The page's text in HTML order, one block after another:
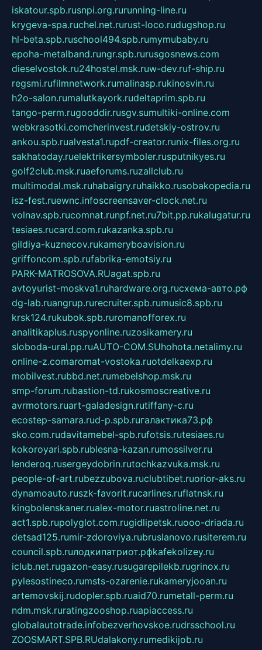
iskatour.spb.rusnpi.org.rurunning-line.ru
krygeva-spa.ruchel.net.rurust-loco.rudugshop.ru
hl-beta.spb.ruschool494.spb.rumymubaby.ru
epoha-metalband.rungr.spb.rurusgosnews.com
dieselvostok.ru24hostel.msk.ruw-dev.ruf-ship.ru
regsmi.rufilmnetwork.rumalinasp.rukinosvin.ru
h2o-salon.rumalutkayork.rudeltaprim.spb.ru
tango-perm.rugooddir.rusgv.sumultiki-online.com
webkrasotki.comcherinvest.rudetskiy-ostrov.ru
ankou.spb.rualvesta1.rupdf-creator.runix-files.org.ru
sakhatoday.ruelektrikersymboler.rusputnikyes.ru
golf2club.msk.ruaeforums.ruzallclub.ru
multimodal.msk.ruhabaigry.ruhaikko.rusobakopedia.ru
isz-fest.ruewnc.infoscreensaver-clock.net.ru
volnav.spb.rucomnat.runpf.net.ru7bit.pp.rukalugatur.ru
tesiaes.rucard.com.rukazanka.spb.ru
gildiya-kuznecov.rukameryboavision.ru
griffoncom.spb.rufabrika-emotsiy.ru
PARK-MATROSOVA.RUagat.spb.ru
avtoyurist-moskva1.ruhardware.org.ruсхема-авто.рф
dg-lab.ruangrup.rurecruiter.spb.rumusic8.spb.ru
krsk124.rukubok.spb.ruromanofforex.ru
analitikaplus.ruspyonline.ruzosikamery.ru
sloboda-ural.pp.ruAUTO-COM.SUhohota.netalimy.ru
online-z.comaromat-vostoka.ruotdelkaexp.ru
mobilvest.rubbd.net.rumebelshop.msk.ru
smp-forum.rubastion-td.rukosmoscreative.ru
avrmotors.ruart-galadesign.rutiffany-c.ru
ecostep-samara.rud-p.spb.ruгалактика73.рф
sko.com.rudavitamebel-spb.rufotsis.rutesiaes.ru
kokoroyari.spb.rublesna-kazan.rumossilver.ru
lenderoq.rusergeydobrin.rutochkazvuka.msk.ru
people-of-art.rubezzubova.ruclubtibet.ruorior-aks.ru
dynamoauto.ruszk-favorit.rucarlines.ruflatnsk.ru
kingbolenskaner.rualex-motor.ruastroline.net.ru
act1.spb.rupolyglot.com.rugidlipetsk.ruooo-driada.ru
detsad125.rumir-zdoroviya.rubruslanovo.rusiterem.ru
council.spb.ruлодкипатриот.рфkafekolizey.ru
iclub.net.rugazon-easy.rusugarepilekb.rugrinox.ru
pylesostineco.rumsts-ozarenie.rukameryjooan.ru
artemovskij.rudopler.spb.ruaid70.rumetall-perm.ru
ndm.msk.ruratingzooshop.ruapiaccess.ru
globalautotrade.infobezverhovskoe.rudrsschool.ru
ZOOSMART.SPB.RUdalakony.rumedikijob.ru